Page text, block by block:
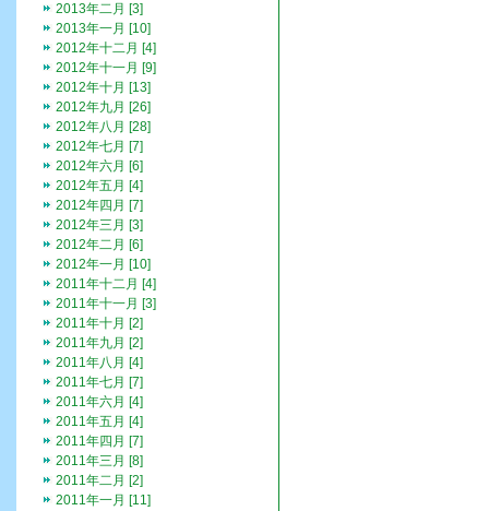
2013年二月 [3]
2013年一月 [10]
2012年十二月 [4]
2012年十一月 [9]
2012年十月 [13]
2012年九月 [26]
2012年八月 [28]
2012年七月 [7]
2012年六月 [6]
2012年五月 [4]
2012年四月 [7]
2012年三月 [3]
2012年二月 [6]
2012年一月 [10]
2011年十二月 [4]
2011年十一月 [3]
2011年十月 [2]
2011年九月 [2]
2011年八月 [4]
2011年七月 [7]
2011年六月 [4]
2011年五月 [4]
2011年四月 [7]
2011年三月 [8]
2011年二月 [2]
2011年一月 [11]